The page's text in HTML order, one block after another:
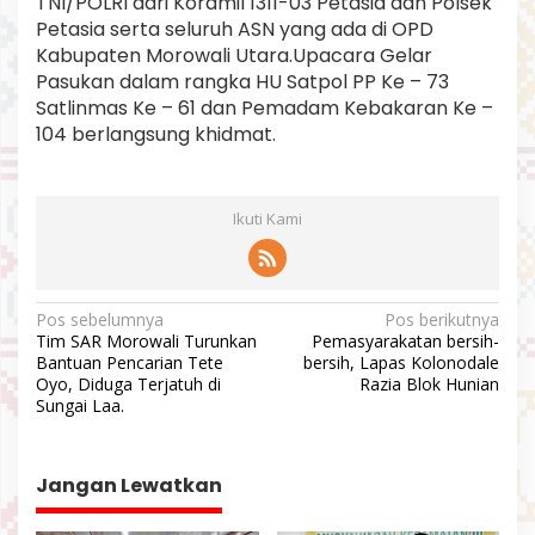
Petasia serta seluruh ASN yang ada di OPD
Kabupaten Morowali Utara.Upacara Gelar
Pasukan dalam rangka HU Satpol PP Ke – 73
Satlinmas Ke – 61 dan Pemadam Kebakaran Ke –
104 berlangsung khidmat.
Ikuti Kami
N
a
v
i
a
s
Pos sebelumnya
Tim SAR Morowali Turunkan
Bantuan Pencarian Tete
Oyo, Diduga Terjatuh di
Sungai Laa.
Pos berikutnya
Pemasyarakatan bersih-
bersih, Lapas Kolonodale
Razia Blok Hunian
Jangan Lewatkan